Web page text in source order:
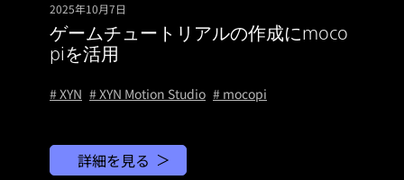
2025年10月7日
ゲームチュートリアルの作成にmoco
piを活用
# XYN # XYN Motion Studio # mocopi
詳細を見る